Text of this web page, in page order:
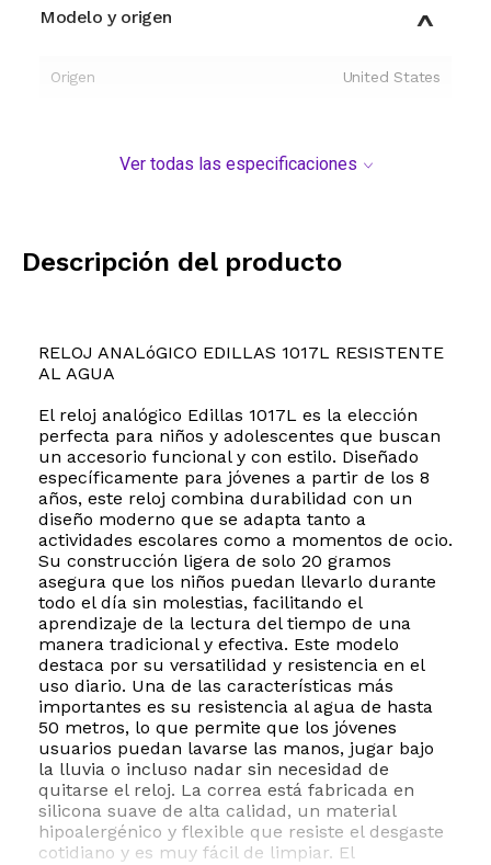
Modelo y origen
Origen United States
Ver todas las especificaciones
Descripción del producto
RELOJ ANALóGICO EDILLAS 1017L RESISTENTE
AL AGUA
El reloj analógico Edillas 1017L es la elección
perfecta para niños y adolescentes que buscan
un accesorio funcional y con estilo. Diseñado
específicamente para jóvenes a partir de los 8
años, este reloj combina durabilidad con un
diseño moderno que se adapta tanto a
actividades escolares como a momentos de ocio.
Su construcción ligera de solo 20 gramos
asegura que los niños puedan llevarlo durante
todo el día sin molestias, facilitando el
aprendizaje de la lectura del tiempo de una
manera tradicional y efectiva. Este modelo
destaca por su versatilidad y resistencia en el
uso diario. Una de las características más
importantes es su resistencia al agua de hasta
50 metros, lo que permite que los jóvenes
usuarios puedan lavarse las manos, jugar bajo
la lluvia o incluso nadar sin necesidad de
quitarse el reloj. La correa está fabricada en
silicona suave de alta calidad, un material
hipoalergénico y flexible que resiste el desgaste
cotidiano y es muy fácil de limpiar. El